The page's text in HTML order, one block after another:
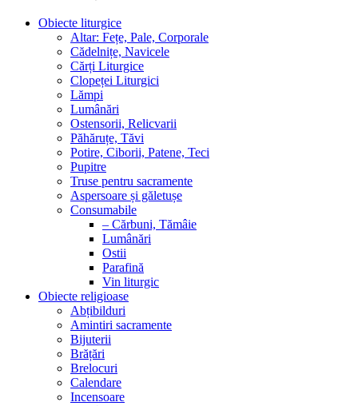
Obiecte liturgice
Altar: Fețe, Pale, Corporale
Cădelnițe, Navicele
Cărți Liturgice
Clopeței Liturgici
Lămpi
Lumânări
Ostensorii, Relicvarii
Păhăruțe, Tăvi
Potire, Ciborii, Patene, Teci
Pupitre
Truse pentru sacramente
Aspersoare și găletușe
Consumabile
– Cărbuni, Tămâie
Lumânări
Ostii
Parafină
Vin liturgic
Obiecte religioase
Abțibilduri
Amintiri sacramente
Bijuterii
Brățări
Brelocuri
Calendare
Incensoare